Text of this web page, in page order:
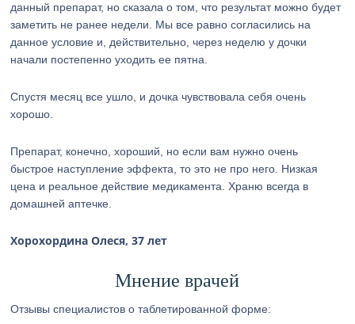
данный препарат, но сказала о том, что результат можно будет
заметить не ранее недели. Мы все равно согласились на
данное условие и, действительно, через неделю у дочки
начали постепенно уходить ее пятна.
Спустя месяц все ушло, и дочка чувствовала себя очень
хорошо.
Препарат, конечно, хороший, но если вам нужно очень
быстрое наступление эффекта, то это не про него. Низкая
цена и реальное действие медикамента. Храню всегда в
домашней аптечке.
Хорохордина Олеся, 37 лет
Мнение врачей
Отзывы специалистов о таблетированной форме: